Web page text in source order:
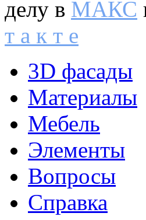
делу в MAКС
т а к т е
3D фасады
Материалы
Мебель
Элементы
Вопросы
Справка